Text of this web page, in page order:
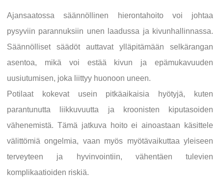
Ajansaatossa säännöllinen hierontahoito voi johtaa
pysyviin parannuksiin unen laadussa ja kivunhallinnassa.
Säännölliset säädöt auttavat ylläpitämään selkärangan
asentoa, mikä voi estää kivun ja epämukavuuden
uusiutumisen, joka liittyy huonoon uneen.
Potilaat kokevat usein pitkäaikaisia hyötyjä, kuten
parantunutta liikkuvuutta ja kroonisten kiputasoiden
vähenemistä. Tämä jatkuva hoito ei ainoastaan käsittele
välittömiä ongelmia, vaan myös myötävaikuttaa yleiseen
terveyteen ja hyvinvointiin, vähentäen tulevien
komplikaatioiden riskiä.